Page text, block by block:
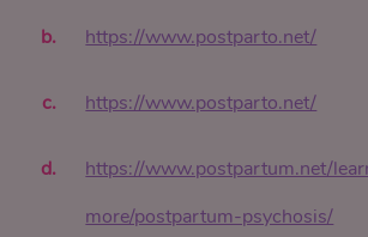
https://www.postparto.net/
https://www.postparto.net/
https://www.postpartum.net/
more/postpartum-psychosis/